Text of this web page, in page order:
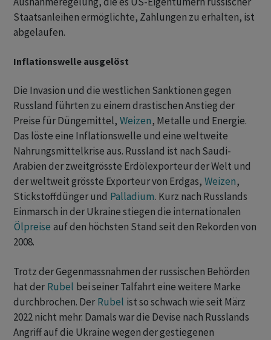
Staatsanleihen ermöglichte, Zahlungen zu erhalten, ist
abgelaufen.
Inflationswelle ausgelöst
Die Invasion und die westlichen Sanktionen gegen
Russland führten zu einem drastischen Anstieg der
Preise für Düngemittel, Weizen, Metalle und Energie.
Das löste eine Inflationswelle und eine weltweite
Nahrungsmittelkrise aus. Russland ist nach Saudi-
Arabien der zweitgrösste Erdölexporteur der Welt und
der weltweit grösste Exporteur von Erdgas, Weizen,
Stickstoffdünger und Palladium. Kurz nach Russlands
Einmarsch in der Ukraine stiegen die internationalen
Ölpreise auf den höchsten Stand seit den Rekorden von
2008.
Trotz der Gegenmassnahmen der russischen Behörden
hat der Rubel bei seiner Talfahrt eine weitere Marke
durchbrochen. Der Rubel ist so schwach wie seit März
2022 nicht mehr. Damals war die Devise nach Russlands
Angriff auf die Ukraine wegen der gestiegenen